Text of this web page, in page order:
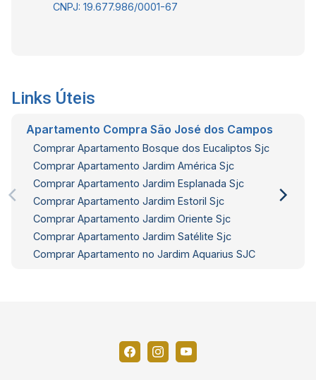
CNPJ: 19.677.986/0001-67
Links Úteis
Apartamento Compra São José dos Campos
Comprar Apartamento Bosque dos Eucaliptos Sjc
Comprar Apartamento Jardim América Sjc
Comprar Apartamento Jardim Esplanada Sjc
Comprar Apartamento Jardim Estoril Sjc
Comprar Apartamento Jardim Oriente Sjc
Comprar Apartamento Jardim Satélite Sjc
Comprar Apartamento no Jardim Aquarius SJC